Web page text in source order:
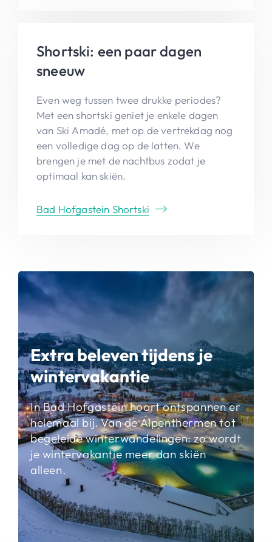
Shortski: een paar dagen
sneeuw
Even weg tussen twee drukke periodes?
Met een shortski geniet je enkele dagen
van Ski Amadé, met op de vertrekdag nog
een volledige dag op de latten. We
brengen je met de nachtbus zodat je
optimaal kan skiën.
Bad Hofgastein Shortski
Extra beleven tijdens je
wintervakantie
In Bad Hofgastein hoort ontspannen er
helemaal bij. Van de Alpenthermen tot
begeleide winterwandelingen: zo wordt
je wintervakantie meer dan skiën
alleen.